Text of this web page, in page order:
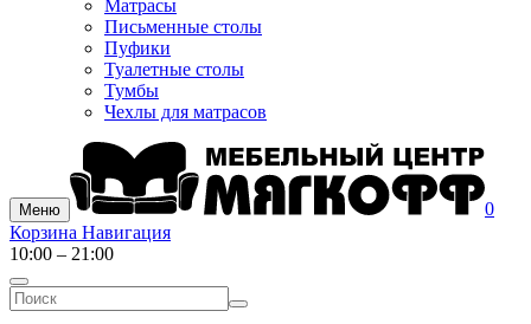
Матрасы
Письменные столы
Пуфики
Туалетные столы
Тумбы
Чехлы для матрасов
Меню
0
Корзина Навигация
10:00 – 21:00